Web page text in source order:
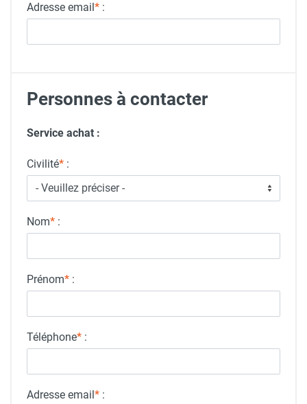
Adresse email* :
Personnes à contacter
Service achat :
Civilité* :
Nom* :
Prénom* :
Téléphone* :
Adresse email* :